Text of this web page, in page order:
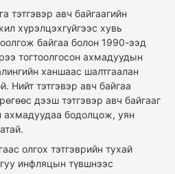
тэтгэвэр авч байгаагийн
хүрэлцэхгүйгээс хувь
байгаа болон 1990-ээд
тогтоолгосон ахмадуудын
ханшаас шалтгаалан
Нийт тэтгэвэр авч байгаа
дээш тэтгэвэр авч байгааг
ахмадуудаа бодолцож, уян
олгох тэтгэврийн тухай
инфляцын түвшнээс